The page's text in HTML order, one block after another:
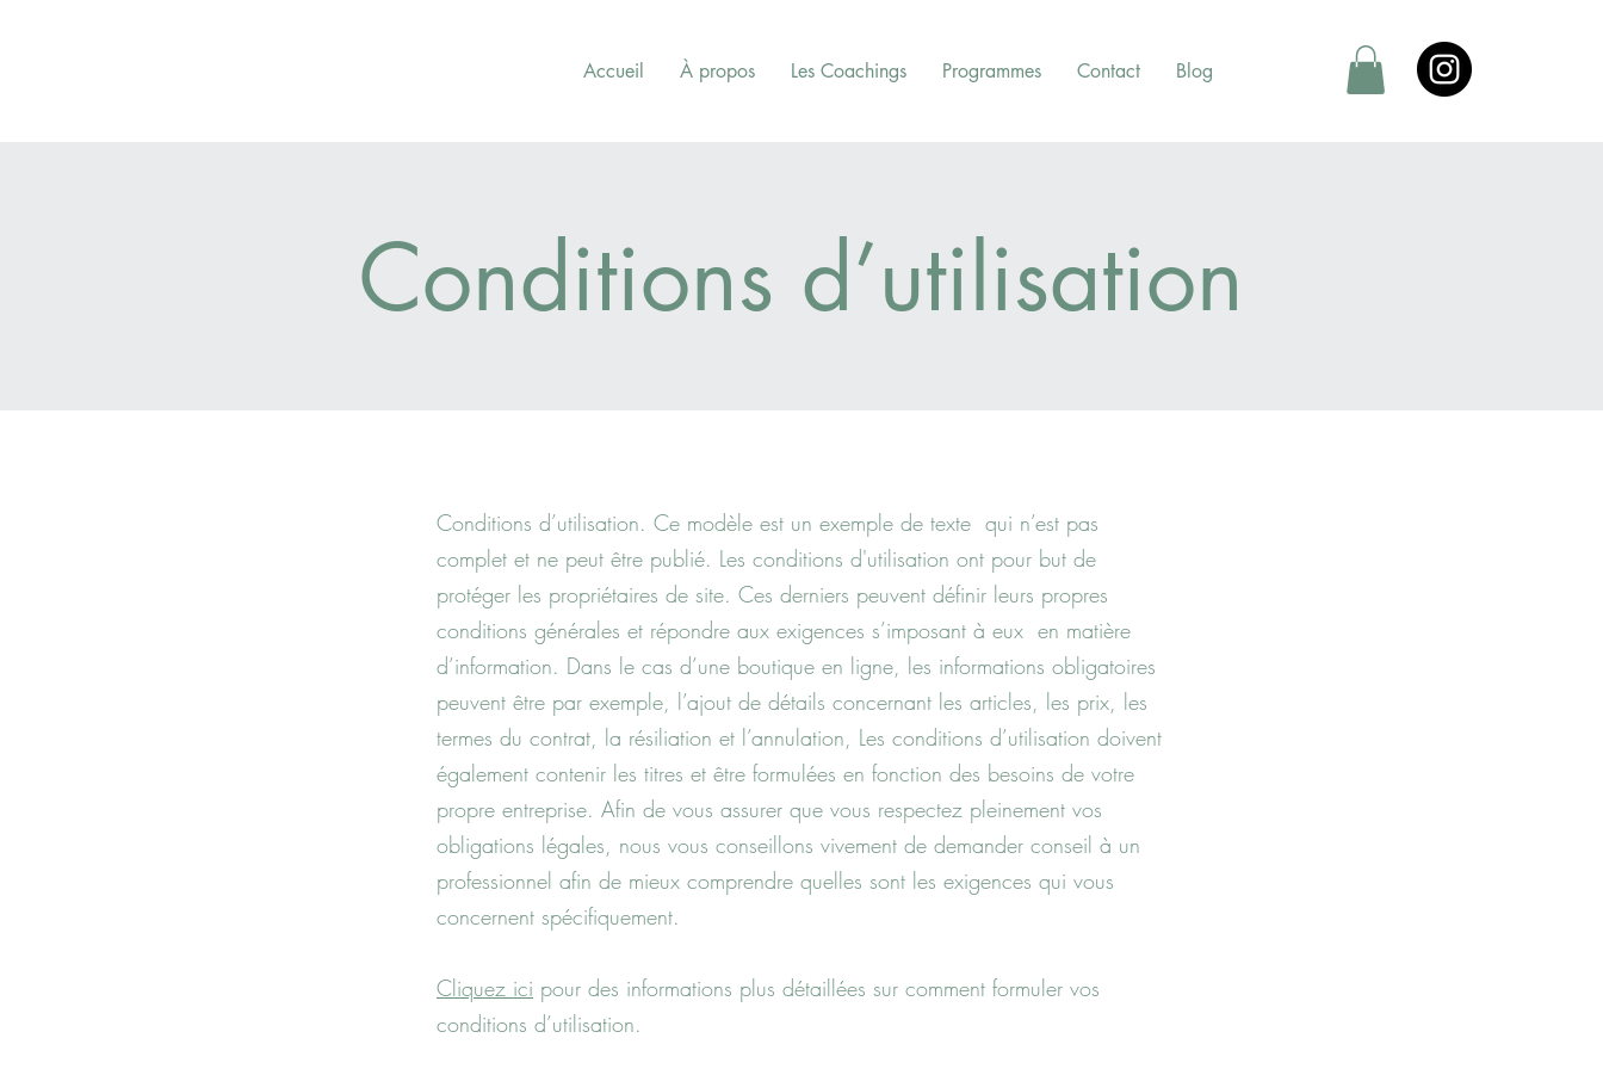
Accueil À propos Les Coachings Programmes Contact Blog
Conditions d’utilisation
Conditions d’utilisation. Ce modèle est un exemple de texte qui n’est pas
complet et ne peut être publié. Les conditions d'utilisation ont pour but de
protéger les propriétaires de site. Ces derniers peuvent définir leurs propres
conditions générales et répondre aux exigences s’imposant à eux en matière
d’information. Dans le cas d’une boutique en ligne, les informations obligatoires
peuvent être par exemple, l’ajout de détails concernant les articles, les prix, les
termes du contrat, la résiliation et l’annulation, Les conditions d’utilisation doivent
également contenir les titres et être formulées en fonction des besoins de votre
propre entreprise. Afin de vous assurer que vous respectez pleinement vos
obligations légales, nous vous conseillons vivement de demander conseil à un
professionnel afin de mieux comprendre quelles sont les exigences qui vous
concernent spécifiquement.
Cliquez ici pour des informations plus détaillées sur comment formuler vos
conditions d’utilisation.